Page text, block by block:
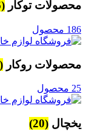
محصولات توکار (186)
186 محصول
محصولات روکار (25)
25 محصول
یخچال (20)